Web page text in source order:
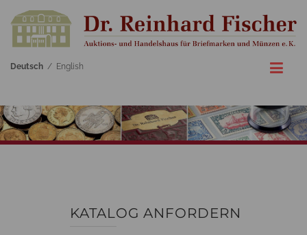
Deutsch / English
KATALOG ANFORDERN